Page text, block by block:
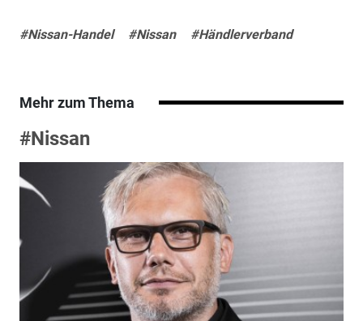
#Nissan-Handel #Nissan #Händlerverband
Mehr zum Thema
#Nissan